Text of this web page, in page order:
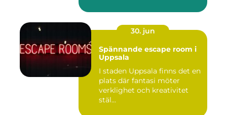
30. jun
Spännande escape room i
Uppsala
I staden Uppsala finns det en
plats där fantasi möter
verklighet och kreativitet
stäl...